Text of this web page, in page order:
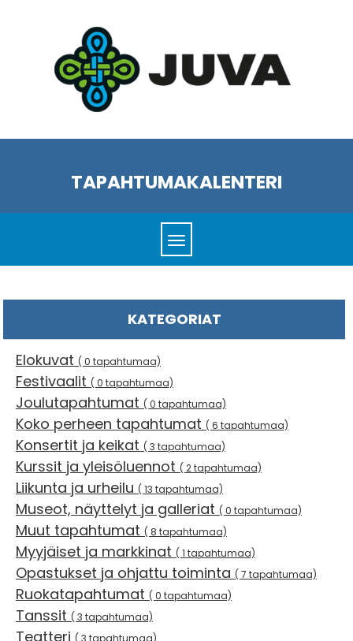
TAPAHTUMAKALENTERI
KATEGORIAT
Elokuvat ( 0 tapahtumaa)
Festivaalit ( 0 tapahtumaa)
Joulutapahtumat ( 0 tapahtumaa)
Koko perheen tapahtumat ( 6 tapahtumaa)
Konsertit ja keikat ( 3 tapahtumaa)
Kurssit ja yleisöluennot ( 2 tapahtumaa)
Liikunta ja urheilu ( 13 tapahtumaa)
Museot, näyttelyt ja galleriat ( 0 tapahtumaa)
Muut tapahtumat ( 8 tapahtumaa)
Myyjäiset ja markkinat ( 1 tapahtumaa)
Opastukset ja ohjattu toiminta ( 7 tapahtumaa)
Ruokatapahtumat ( 0 tapahtumaa)
Tanssit ( 3 tapahtumaa)
Teatteri